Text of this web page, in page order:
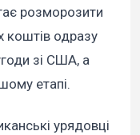
розморозити
коштів одразу
зі США, а
етапі.
урядовці